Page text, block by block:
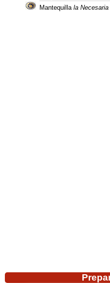
Mantequilla la Necesaria